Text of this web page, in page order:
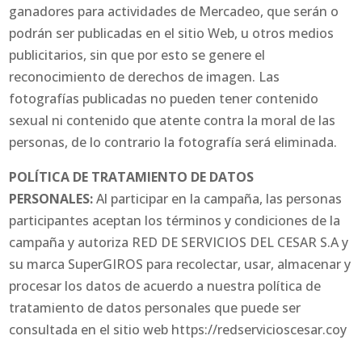
ganadores para actividades de Mercadeo, que serán o
podrán ser publicadas en el sitio Web, u otros medios
publicitarios, sin que por esto se genere el
reconocimiento de derechos de imagen. Las
fotografías publicadas no pueden tener contenido
sexual ni contenido que atente contra la moral de las
personas, de lo contrario la fotografía será eliminada.
POLÍTICA DE TRATAMIENTO DE DATOS
PERSONALES:Al participar en la campaña, las personas
participantes aceptan los términos y condiciones de la
campaña y autoriza RED DE SERVICIOS DEL CESAR S.A y
su marca SuperGIROS para recolectar, usar, almacenar y
procesar los datos de acuerdo a nuestra política de
tratamiento de datos personales que puede ser
consultada en el sitio web https://redservicioscesar.coy